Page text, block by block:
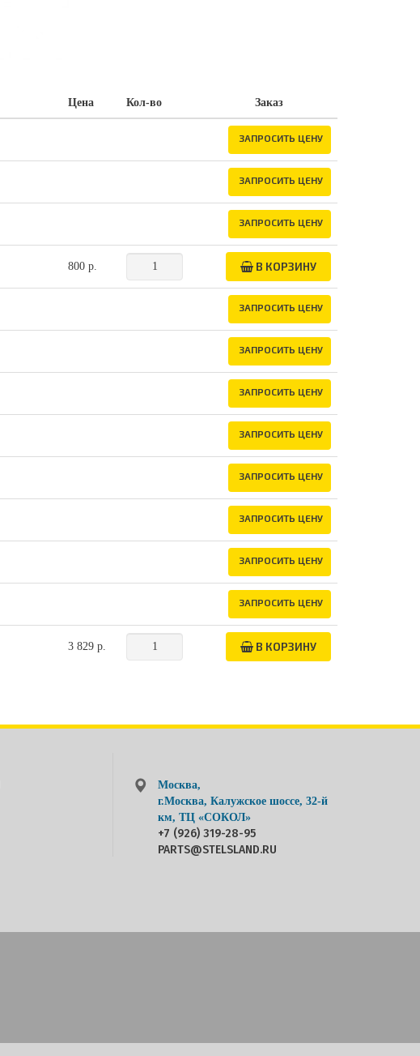
Цена Кол-во Заказ
ЗАПРОСИТЬ ЦЕНУ
ЗАПРОСИТЬ ЦЕНУ
ЗАПРОСИТЬ ЦЕНУ
800 р. В КОРЗИНУ
ЗАПРОСИТЬ ЦЕНУ
ЗАПРОСИТЬ ЦЕНУ
ЗАПРОСИТЬ ЦЕНУ
ЗАПРОСИТЬ ЦЕНУ
ЗАПРОСИТЬ ЦЕНУ
ЗАПРОСИТЬ ЦЕНУ
ЗАПРОСИТЬ ЦЕНУ
ЗАПРОСИТЬ ЦЕНУ
3 829 р. В КОРЗИНУ
Москва,
г.Москва, Калужское шоссе, 32-й
км, ТЦ «СОКОЛ»
+7 (926) 319-28-95
PARTS@STELSLAND.RU